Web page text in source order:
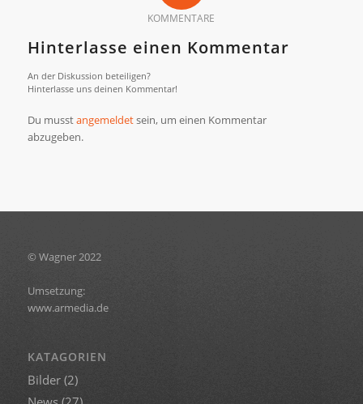
KOMMENTARE
Hinterlasse einen Kommentar
An der Diskussion beteiligen?
Hinterlasse uns deinen Kommentar!
Du musstangemeldetsein, um einen Kommentar
abzugeben.
© Wagner 2022
Umsetzung:
www.armedia.de
KATAGORIEN
Bilder(2)